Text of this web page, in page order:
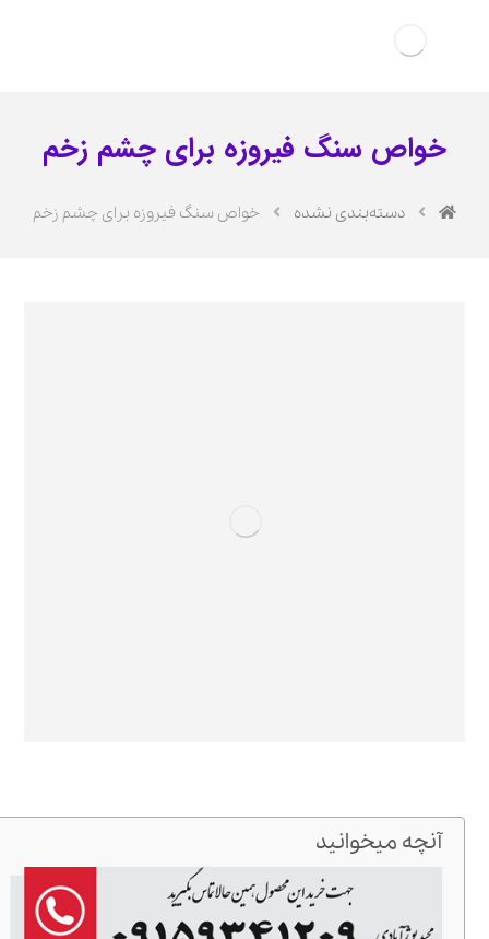
خواص سنگ فیروزه برای چشم زخم
دسته‌بندی نشده خواص سنگ فیروزه برای چشم زخم
آنچه میخوانید